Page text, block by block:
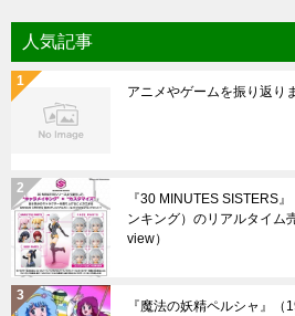
人気記事
アニメやゲームを振り返り
『30 MINUTES SISTERS
ンキング）のリアルタイム
view）
『魔法の妖精ペルシャ』